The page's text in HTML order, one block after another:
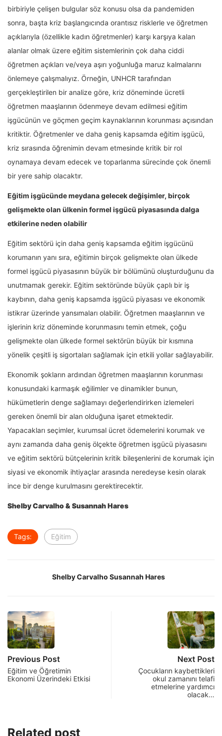
birbiriyle çelişen bulgular söz konusu olsa da pandemiden
sonra, başta kriz başlangıcında orantısız risklerle ve öğretmen
açıklarıyla (özellikle kadın öğretmenler) karşı karşıya kalan
alanlar olmak üzere eğitim sistemlerinin çok daha ciddi
öğretmen açıkları ve/veya aşırı yoğunluğa maruz kalmalarını
önlemeye çalışmalıyız. Örneğin, UNHCR tarafından
gerçekleştirilen bir analize göre, kriz döneminde ücretli
öğretmen maaşlarının ödenmeye devam edilmesi eğitim
işgücünün ve göçmen geçim kaynaklarının korunması açısından
kritiktir. Öğretmenler ve daha geniş kapsamda eğitim işgücü,
kriz sırasında öğrenimin devam etmesinde kritik bir rol
oynamaya devam edecek ve toparlanma sürecinde çok önemli
bir yere sahip olacaktır.
Eğitim işgücünde meydana gelecek değişimler, birçok
gelişmekte olan ülkenin formel işgücü piyasasında dalga
etkilerine neden olabilir
Eğitim sektörü için daha geniş kapsamda eğitim işgücünü
korumanın yanı sıra, eğitimin birçok gelişmekte olan ülkede
formel işgücü piyasasının büyük bir bölümünü oluşturduğunu da
unutmamak gerekir. Eğitim sektöründe büyük çaplı bir iş
kaybının, daha geniş kapsamda işgücü piyasası ve ekonomik
istikrar üzerinde yansımaları olabilir. Öğretmen maaşlarının ve
işlerinin kriz döneminde korunmasını temin etmek, çoğu
gelişmekte olan ülkede formel sektörün büyük bir kısmına
yönelik çeşitli iş sigortaları sağlamak için etkili yollar sağlayabilir.
Ekonomik şokların ardından öğretmen maaşlarının korunması
konusundaki karmaşık eğilimler ve dinamikler bunun,
hükümetlerin denge sağlamayı değerlendirirken izlemeleri
gereken önemli bir alan olduğuna işaret etmektedir.
Yapacakları seçimler, kurumsal ücret ödemelerini korumak ve
aynı zamanda daha geniş ölçekte öğretmen işgücü piyasasını
ve eğitim sektörü bütçelerinin kritik bileşenlerini de korumak için
siyasi ve ekonomik ihtiyaçlar arasında neredeyse kesin olarak
ince bir denge kurulmasını gerektirecektir.
Shelby Carvalho & Susannah Hares
Tags: Eğitim
Shelby Carvalho Susannah Hares
Previous Post
Eğitim ve Öğretimin
Ekonomi Üzerindeki Etkisi
Next Post
Çocukların kaybettikleri
okul zamanını telafi
etmelerine yardımcı
olacak…
Related post